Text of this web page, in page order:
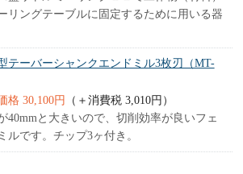
リングテーブルに固定するために用いる器
テーバーシャンクエンドミル3枚刃（MT-
格 30,100円
（＋消費税 3,010円）
40mmと大きいので、切削効率が良いフェ
ルです。チップ3ヶ付き。